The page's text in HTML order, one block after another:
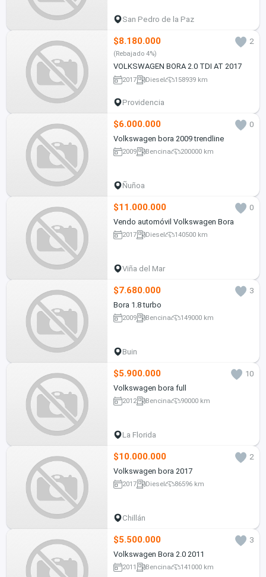
San Pedro de la Paz
$8.180.000 2
(Rebajado 4%)
VOLKSWAGEN BORA 2.0 TDI AT 2017
2017 Diesel 158939 km
Providencia
$6.000.000
0
Volkswagen bora 2009 trendline
2009 Bencina 200000 km
Ñuñoa
$11.000.000
0
Vendo automóvil Volkswagen Bora
2017 Diesel 140500 km
Viña del Mar
$7.680.000
3
Bora 1.8 turbo
2009 Bencina 149000 km
Buin
$5.900.000
10
Volkswagen bora full
2012 Bencina 90000 km
La Florida
$10.000.000
2
Volkswagen bora 2017
2017 Diesel 86596 km
Chillán
$5.500.000
3
Volkswagen Bora 2.0 2011
2011 Bencina 141000 km